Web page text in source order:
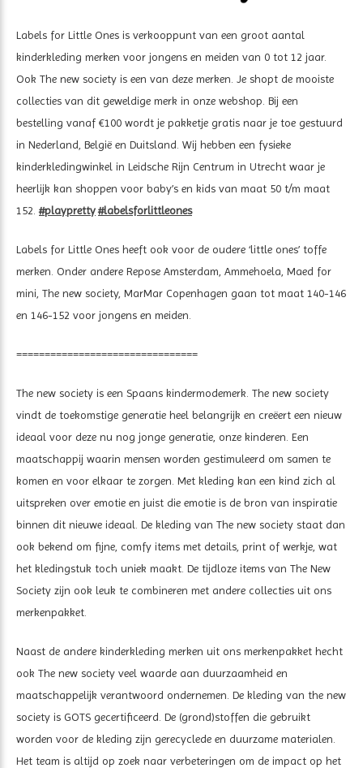
Labels for Little Ones is verkooppunt van een groot aantal
kinderkleding merken voor jongens en meiden van 0 tot 12 jaar.
Ook The new society is een van deze merken. Je shopt de mooiste
collecties van dit geweldige merk in onze webshop. Bij een
bestelling vanaf €100 wordt je pakketje gratis naar je toe gestuurd
in Nederland, België en Duitsland. Wij hebben een fysieke
kinderkledingwinkel in Leidsche Rijn Centrum in Utrecht waar je
heerlijk kan shoppen voor baby’s en kids van maat 50 t/m maat
152.#playpretty#labelsforlittleones
Labels for Little Ones heeft ook voor de oudere ‘little ones’ toffe
merken. Onder andere Repose Amsterdam, Ammehoela, Maed for
mini, The new society, MarMar Copenhagen gaan tot maat 140-146
en 146-152 voor jongens en meiden.
================================
The new society is een Spaans kindermodemerk. The new society
vindt de toekomstige generatie heel belangrijk en creëert een nieuw
ideaal voor deze nu nog jonge generatie, onze kinderen. Een
maatschappij waarin mensen worden gestimuleerd om samen te
komen en voor elkaar te zorgen. Met kleding kan een kind zich al
uitspreken over emotie en juist die emotie is de bron van inspiratie
binnen dit nieuwe ideaal. De kleding van The new society staat dan
ook bekend om fijne, comfy items met details, print of werkje, wat
het kledingstuk toch uniek maakt. De tijdloze items van The New
Society zijn ook leuk te combineren met andere collecties uit ons
merkenpakket.
Naast de andere kinderkleding merken uit ons merkenpakket hecht
ook The new society veel waarde aan duurzaamheid en
maatschappelijk verantwoord ondernemen. De kleding van the new
society is GOTS gecertificeerd. De (grond)stoffen die gebruikt
worden voor de kleding zijn gerecyclede en duurzame materialen.
Het team is altijd op zoek naar verbeteringen om de impact op het